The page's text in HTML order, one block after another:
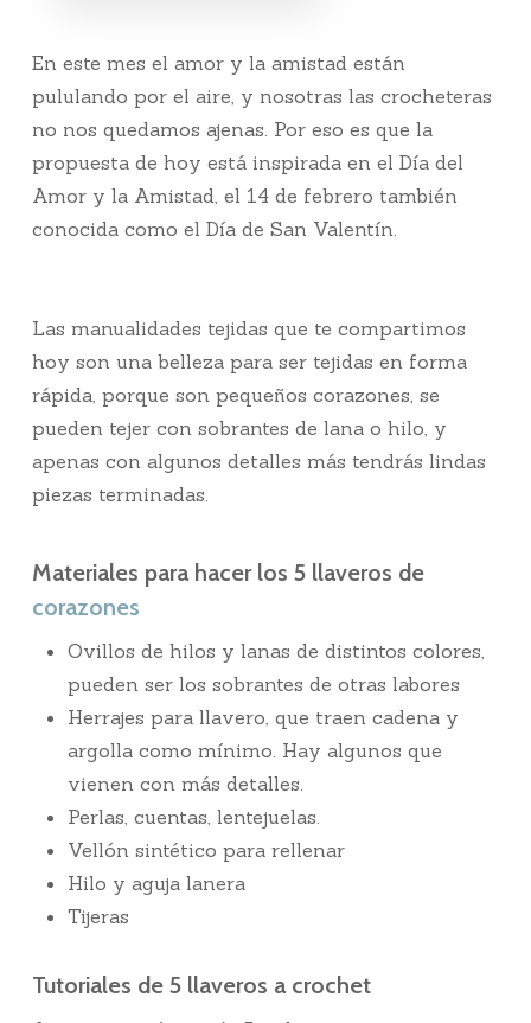
En este mes el amor y la amistad están
pululando por el aire, y nosotras las crocheteras
no nos quedamos ajenas. Por eso es que la
propuesta de hoy está inspirada en el Día del
Amor y la Amistad, el 14 de febrero también
conocida como el Día de San Valentín.
Las manualidades tejidas que te compartimos
hoy son una belleza para ser tejidas en forma
rápida, porque son pequeños corazones, se
pueden tejer con sobrantes de lana o hilo, y
apenas con algunos detalles más tendrás lindas
piezas terminadas.
Materiales para hacer los 5 llaveros de
corazones
Ovillos de hilos y lanas de distintos colores,
pueden ser los sobrantes de otras labores
Herrajes para llavero, que traen cadena y
argolla como mínimo. Hay algunos que
vienen con más detalles.
Perlas, cuentas, lentejuelas.
Vellón sintético para rellenar
Hilo y aguja lanera
Tijeras
Tutoriales de 5 llaveros a crochet